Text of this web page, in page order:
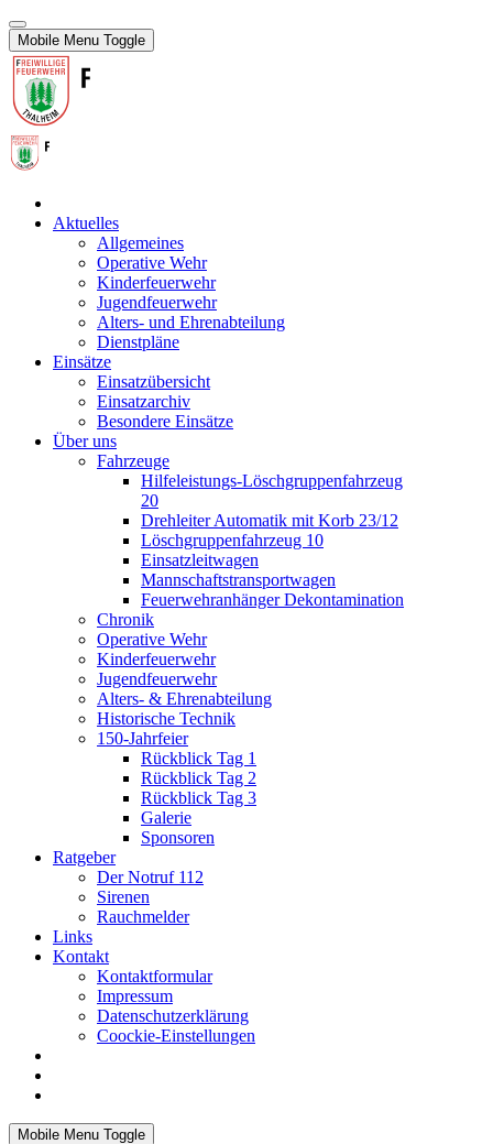
Mobile Menu Toggle
Aktuelles
Allgemeines
Operative Wehr
Kinderfeuerwehr
Jugendfeuerwehr
Alters- und Ehrenabteilung
Dienstpläne
Einsätze
Einsatzübersicht
Einsatzarchiv
Besondere Einsätze
Über uns
Fahrzeuge
Hilfeleistungs-Löschgruppenfahrzeug
20
Drehleiter Automatik mit Korb 23/12
Löschgruppenfahrzeug 10
Einsatzleitwagen
Mannschaftstransportwagen
Feuerwehranhänger Dekontamination
Chronik
Operative Wehr
Kinderfeuerwehr
Jugendfeuerwehr
Alters- & Ehrenabteilung
Historische Technik
150-Jahrfeier
Rückblick Tag 1
Rückblick Tag 2
Rückblick Tag 3
Galerie
Sponsoren
Ratgeber
Der Notruf 112
Sirenen
Rauchmelder
Links
Kontakt
Kontaktformular
Impressum
Datenschutzerklärung
Coockie-Einstellungen
Mobile Menu Toggle